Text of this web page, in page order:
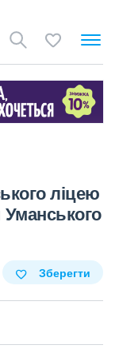
ліцею
Зберегти